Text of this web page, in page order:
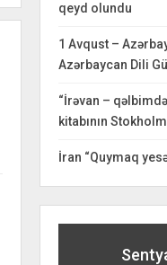
qeyd olundu
1 Avqust –
Azərbaycan Dili
“İrəvan –
kitabının
İran “Quymaq